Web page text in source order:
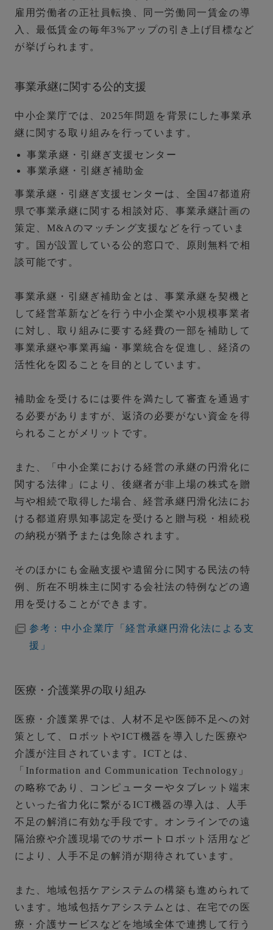
雇用労働者の正社員転換、同一労働同一賃金の導
入、最低賃金の毎年3%アップの引き上げ目標など
が挙げられます。
事業承継に関する公的支援
中小企業庁では、2025年問題を背景にした事業承
継に関する取り組みを行っています。
事業承継・引継ぎ支援センター
事業承継・引継ぎ補助金
事業承継・引継ぎ支援センターは、全国47都道府
県で事業承継に関する相談対応、事業承継計画の
策定、M&Aのマッチング支援などを行っていま
す。国が設置している公的窓口で、原則無料で相
談可能です。
事業承継・引継ぎ補助金とは、事業承継を契機と
して経営革新などを行う中小企業や小規模事業者
に対し、取り組みに要する経費の一部を補助して
事業承継や事業再編・事業統合を促進し、経済の
活性化を図ることを目的としています。
補助金を受けるには要件を満たして審査を通過す
る必要がありますが、返済の必要がない資金を得
られることがメリットです。
また、「中小企業における経営の承継の円滑化に
関する法律」により、後継者が非上場の株式を贈
与や相続で取得した場合、経営承継円滑化法にお
ける都道府県知事認定を受けると 贈与税・相続税
の納税が猶予または免除 されます。
そのほかにも金融支援や遺留分に関する民法の特
例、所在不明株主に関する会社法の特例などの適
用を受けることができます。
参考：中小企業庁「経営承継円滑化法による支
援」
医療・介護業界の取り組み
医療・介護業界では、人材不足や医師不足への対
策として、ロボットやICT機器を導入した医療や
介護が注目されています。ICTとは、
「Information and Communication Technology」
の略称であり、コンピューターやタブレット端末
といった省力化に繋がるICT機器の導入は、人手
不足の解消に有効な手段です。 オンラインでの遠
隔治療や介護現場でのサポートロボット活用など
により、人手不足の解消が期待されています。
また、地域包括ケアシステムの構築も進められて
います。地域包括ケアシステムとは、在宅での医
療・介護サービスなどを地域全体で連携して行う